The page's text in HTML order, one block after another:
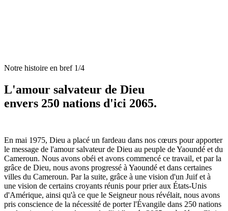
Notre histoire en bref 1/4
L'amour salvateur de Dieu
envers 250 nations d'ici 2065.
En mai 1975, Dieu a placé un fardeau dans nos cœurs pour apporter
le message de l'amour salvateur de Dieu au peuple de Yaoundé et du
Cameroun. Nous avons obéi et avons commencé ce travail, et par la
grâce de Dieu, nous avons progressé à Yaoundé et dans certaines
villes du Cameroun. Par la suite, grâce à une vision d'un Juif et à
une vision de certains croyants réunis pour prier aux États-Unis
d'Amérique, ainsi qu'à ce que le Seigneur nous révélait, nous avons
pris conscience de la nécessité de porter l'Évangile dans 250 nations